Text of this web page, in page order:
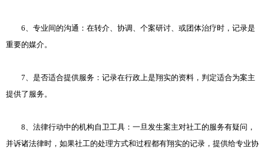
6、专业间的沟通：在转介、协调、个案研讨、或团体治疗时，记录是
重要的媒介。
7、是否适合提供服务：记录在行政上是翔实的资料，判定适合为案主
提供了服务。
8、法律行动中的机构自卫工具：一旦发生案主对社工的服务有疑问，
并诉诸法律时，如果社工的处理方式和过程都有翔实的记录，提供给专业协